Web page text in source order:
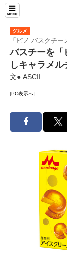
グルメ
「ピノ バスクチ
バスチーを「
しキャラメル
文● ASCII
[PC表示へ]